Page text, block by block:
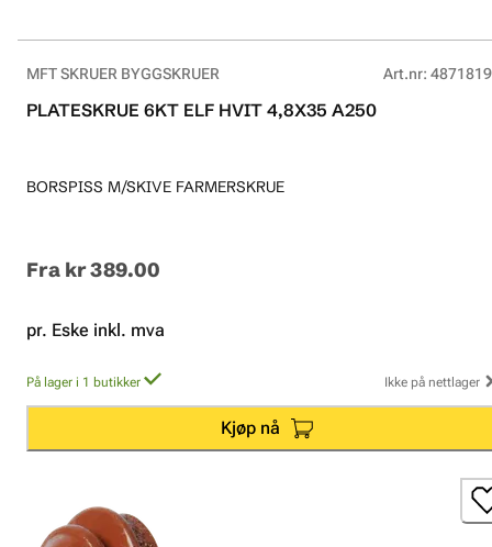
MFT SKRUER BYGGSKRUER Art.nr:
PLATESKRUE 6KT ELF HVIT 4,8X35 A250
BORSPISS M/SKIVE FARMERSKRUE
Fra kr 389.00
pr. Eske inkl. mva
På lager i 1 butikker Ikke på nettlager
Kjøp nå